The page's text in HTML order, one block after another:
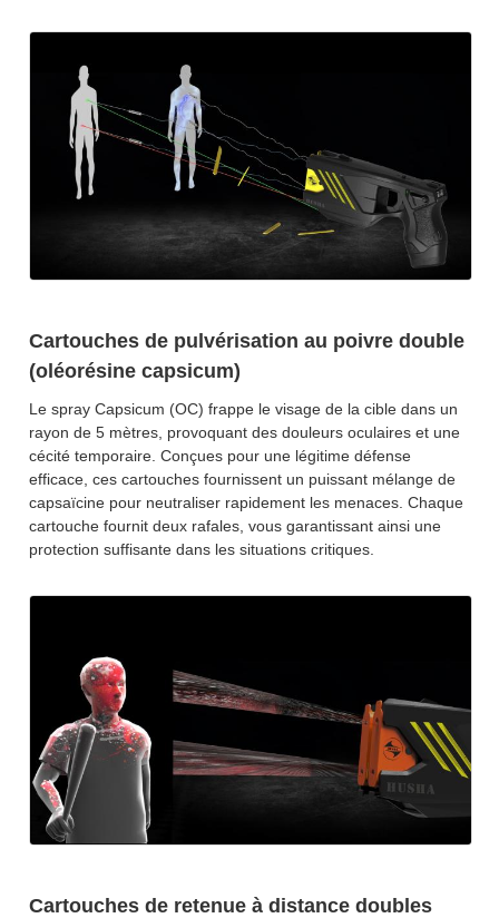
Cartouches de pulvérisation au poivre double
(oléorésine capsicum)
Le spray Capsicum (OC) frappe le visage de la cible dans un
rayon de 5 mètres, provoquant des douleurs oculaires et une
cécité temporaire. Conçues pour une légitime défense
efficace, ces cartouches fournissent un puissant mélange de
capsaïcine pour neutraliser rapidement les menaces. Chaque
cartouche fournit deux rafales, vous garantissant ainsi une
protection suffisante dans les situations critiques.
Cartouches de retenue à distance doubles